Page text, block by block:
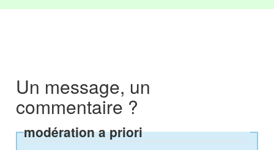
Un message, un
commentaire ?
modération a priori